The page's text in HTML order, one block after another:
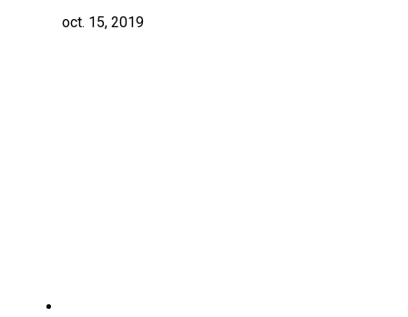
oct. 15, 2019